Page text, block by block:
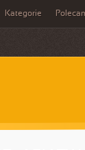
Kategorie